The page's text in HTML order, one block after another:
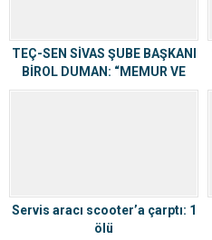
TEÇ-SEN SİVAS ŞUBE BAŞKANI
BİROL DUMAN: “MEMUR VE
EMEKLİLER YALNIZ
Servis aracı scooter’a çarptı: 1
ölü